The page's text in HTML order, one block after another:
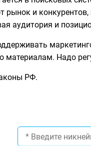
рынок и
аудитория и
материалам. Надо
РФ.